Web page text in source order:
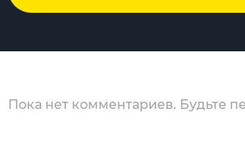
Пока нет комментариев. Будьте